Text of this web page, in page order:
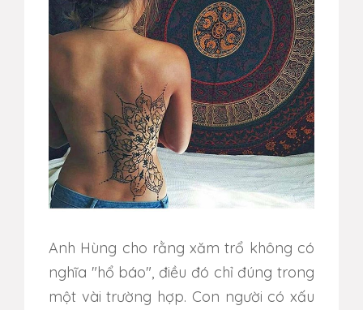
Anh Hùng cho rằng xăm trổ không có
nghĩa "hổ báo", điều đó chỉ đúng trong
một vài trường hợp. Con người có xấu